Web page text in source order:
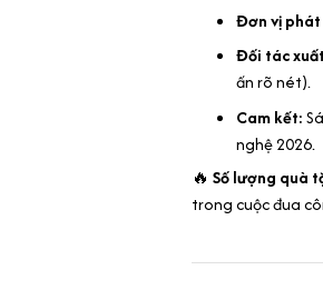
Đơn vị phát
Đối tác
ấn rõ nét).
Cam kết:
nghệ 2026.
🔥 Số lượng quà
trong cuộc đua